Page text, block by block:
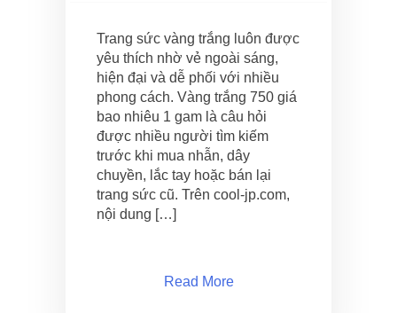
Trang sức vàng trắng luôn được
yêu thích nhờ vẻ ngoài sáng,
hiện đại và dễ phối với nhiều
phong cách. Vàng trắng 750 giá
bao nhiêu 1 gam là câu hỏi
được nhiều người tìm kiếm
trước khi mua nhẫn, dây
chuyền, lắc tay hoặc bán lại
trang sức cũ. Trên cool-jp.com,
nội dung […]
Read More